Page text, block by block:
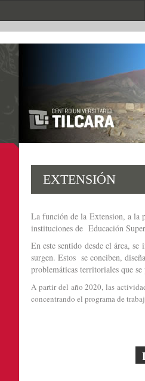
EXTENSIÓN
La función de la Extension, a la
instituciones de Educación
En este sentido desde el área,
surgen. Estos se conciben,
problemáticas territoriales que
A partir del año 2020, las
concentrando el programa de